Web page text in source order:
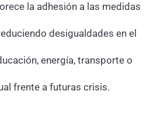
la adhesión a las medidas
desigualdades en el
energía, transporte o
frente a futuras crisis.